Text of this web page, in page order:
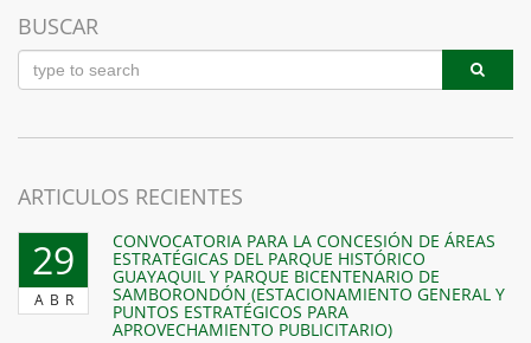
BUSCAR
ARTICULOS RECIENTES
29
ABR
CONVOCATORIA PARA LA CONCESIÓN DE ÁREAS
ESTRATÉGICAS DEL PARQUE HISTÓRICO
GUAYAQUIL Y PARQUE BICENTENARIO DE
SAMBORONDÓN (ESTACIONAMIENTO GENERAL Y
PUNTOS ESTRATÉGICOS PARA
APROVECHAMIENTO PUBLICITARIO)